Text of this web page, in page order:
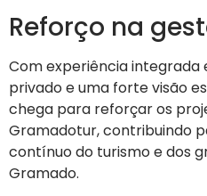
Reforço na
Com experiência
privado e uma forte visão
chega para reforçar os
Gramadotur, contribuindo
contínuo do turismo e dos
Gramado.